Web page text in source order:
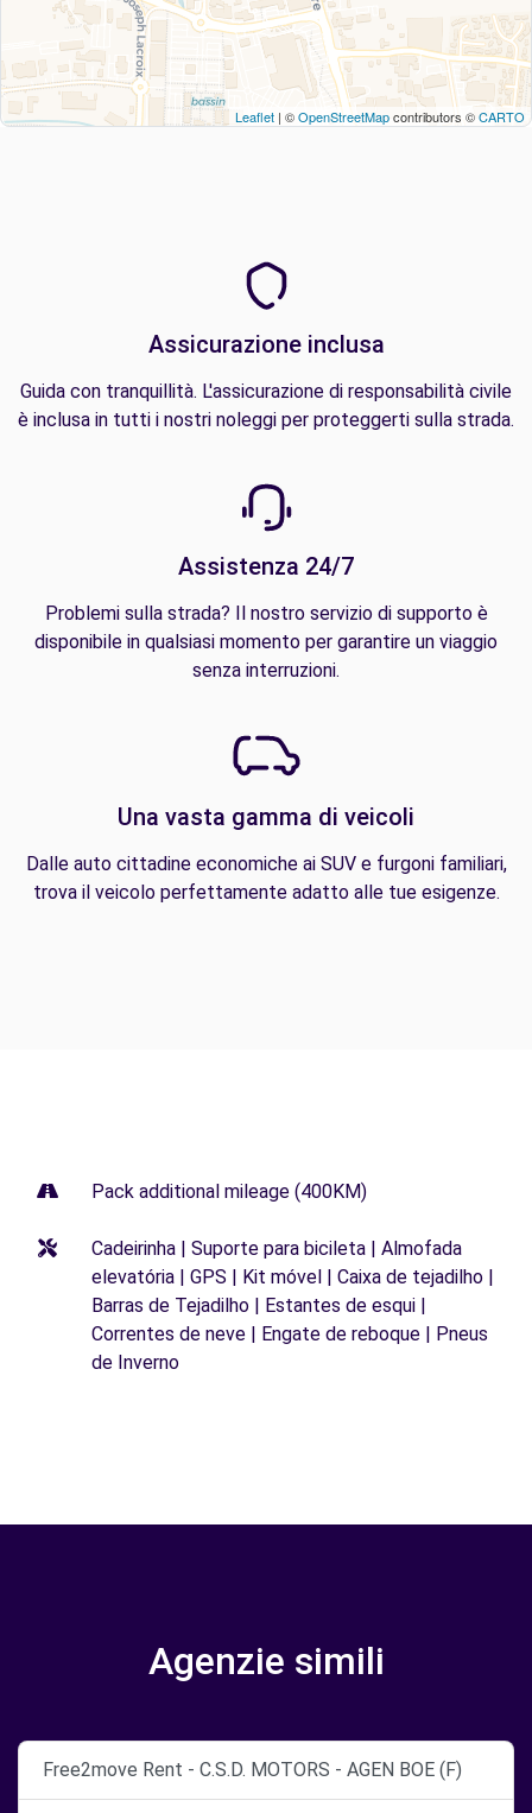
Leaflet | ©OpenStreetMapcontributors ©CARTO
Assicurazione inclusa
Guida con tranquillità. L'assicurazione di responsabilità civile
è inclusa in tutti i nostri noleggi per proteggerti sulla strada.
Assistenza 24/7
Problemi sulla strada? Il nostro servizio di supporto è
disponibile in qualsiasi momento per garantire un viaggio
senza interruzioni.
Una vasta gamma di veicoli
Dalle auto cittadine economiche ai SUV e furgoni familiari,
trova il veicolo perfettamente adatto alle tue esigenze.
Pack additional mileage (400KM)
Cadeirinha | Suporte para bicileta | Almofada
elevatória | GPS | Kit móvel | Caixa de tejadilho |
Barras de Tejadilho | Estantes de esqui |
Correntes de neve | Engate de reboque | Pneus
de Inverno
Agenzie simili
Free2move Rent - C.S.D. MOTORS - AGEN BOE (F)